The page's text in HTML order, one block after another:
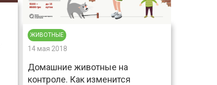
ЖИВОТНЫЕ
14 мая 2018
Домашние животные на
контроле. Как изменится